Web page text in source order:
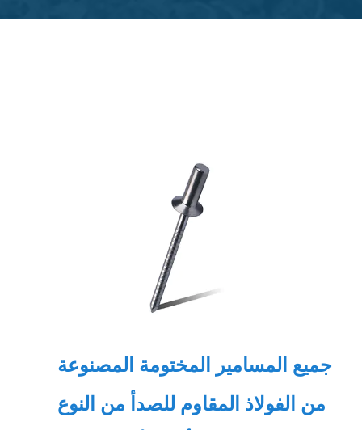
جميع المسامير المختومة المصنوعة
من الفولاذ المقاوم للصدأ من النوع